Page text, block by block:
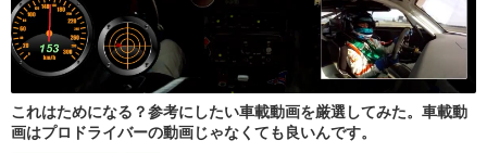
これはためになる？参考にしたい車載動画を厳選してみた。車載動
画はプロドライバーの動画じゃなくても良いんです。